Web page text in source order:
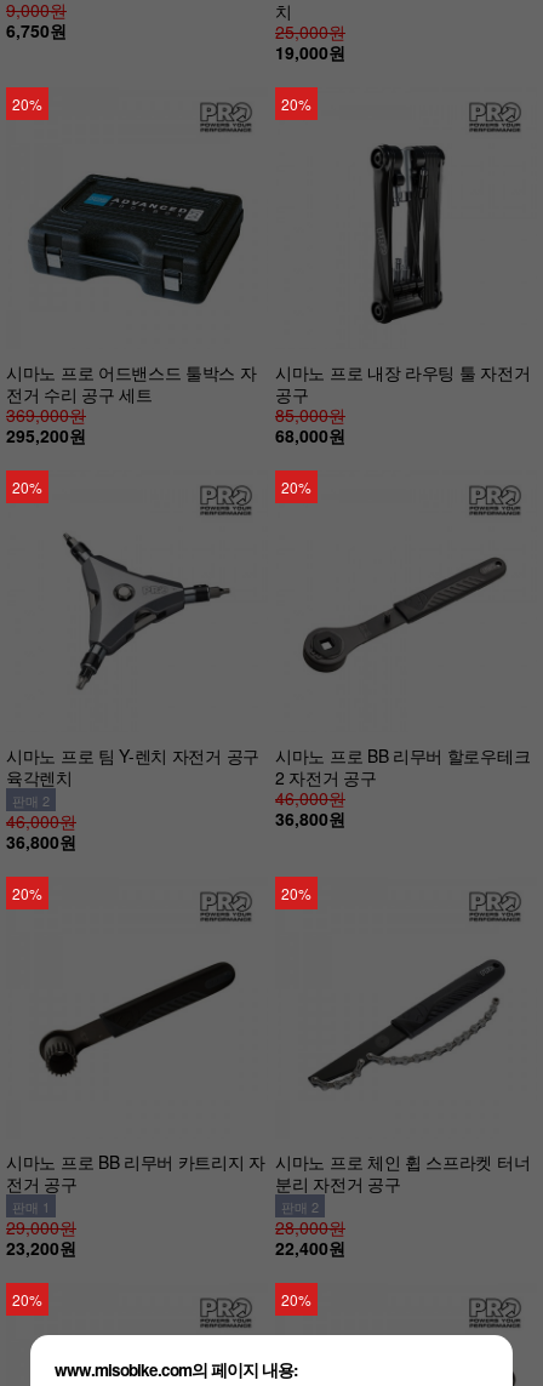
9,000원
6,750원
치
25,000원
19,000원
20%
시마노 프로 어드밴스드 툴박스 자
전거 수리 공구 세트
369,000원
295,200원
20%
시마노 프로 내장 라우팅 툴 자전거
공구
85,000원
68,000원
20%
시마노 프로 팀 Y-렌치 자전거 공구
육각렌치
판매 2
46,000원
36,800원
20%
시마노 프로 BB 리무버 할로우테크
2 자전거 공구
46,000원
36,800원
20%
시마노 프로 BB 리무버 카트리지 자
전거 공구
판매 1
29,000원
23,200원
20%
시마노 프로 체인 휩 스프라켓 터너
분리 자전거 공구
판매 2
28,000원
22,400원
20% 20%
www.misobike.com의 페이지 내용: